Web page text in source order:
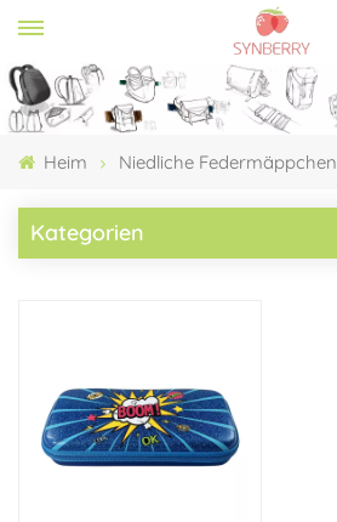
Heim Niedliche Federmäppchen
Kategorien